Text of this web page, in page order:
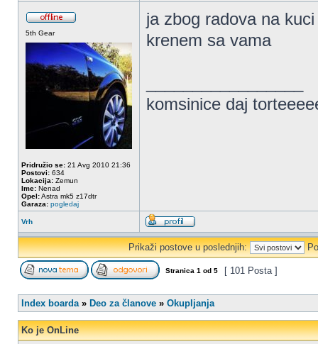
5th Gear
Pridružio se: 21 Avg 2010 21:36
Postovi: 634
Lokacija: Zemun
Ime: Nenad
Opel:Astra mk5 z17dtr
Garaza: pogledaj
ja zbog radova na
krenem sa vama
komsinice daj
Vrh
Prikaži postove u poslednjih:
Stranica 1 od 5 [ 101 Posta ]
Index boarda» Deo za članove » Okupljanja
Ko je OnLine